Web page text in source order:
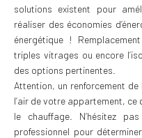
solutions existent pour
réaliser des économies
énergétique !
triples vitrages ou encore
des options pertinentes.
Attention, un renforcement de
l’air de votre appartement, ce
le chauffage. N’hésitez
professionnel pour